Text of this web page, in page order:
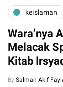
keislaman
Wara’nya
Melacak
Kitab
By Salman Akif